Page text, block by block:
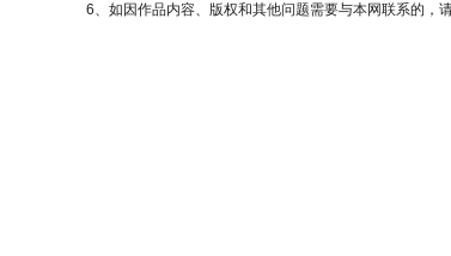
6、如因作品内容、版权和其他问题需要与本网联系的，